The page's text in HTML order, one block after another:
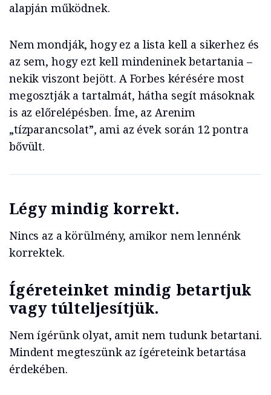
alapján működnek.
Nem mondják, hogy ez a lista kell a sikerhez és
az sem, hogy ezt kell mindeninek betartania –
nekik viszont bejött. A Forbes kérésére most
megosztják a tartalmát, hátha segít másoknak
is az előrelépésben. Íme, az Arenim
„tízparancsolat”, ami az évek során 12 pontra
bővült.
Légy mindig korrekt.
Nincs az a körülmény, amikor nem lennénk
korrektek.
Ígéreteinket mindig betartjuk
vagy túlteljesítjük.
Nem ígérünk olyat, amit nem tudunk betartani.
Mindent megteszünk az ígéreteink betartása
érdekében.